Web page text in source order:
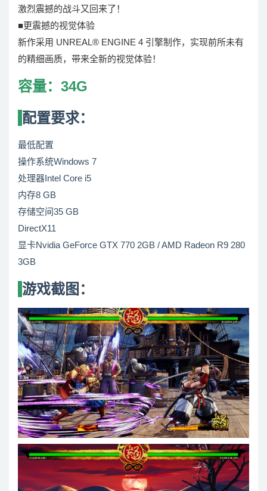
激烈震撼的战斗又回来了！
■更震撼的视觉体验
新作采用 UNREAL® ENGINE 4 引擎制作，实现前所未有
的精细画质，带来全新的视觉体验！
容量：34G
配置要求：
最低配置
操作系统Windows 7
处理器Intel Core i5
内存8 GB
存储空间35 GB
DirectX11
显卡Nvidia GeForce GTX 770 2GB / AMD Radeon R9 280
3GB
游戏截图：